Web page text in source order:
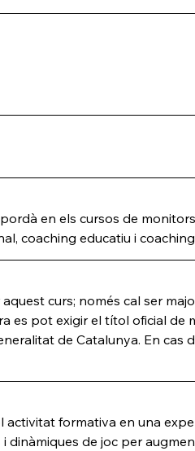
en els cursos de
coaching educatiu i
curs; només cal ser
es pot exigir el títol oficial de
de Catalunya. En cas
formativa en una
dinàmiques de joc per